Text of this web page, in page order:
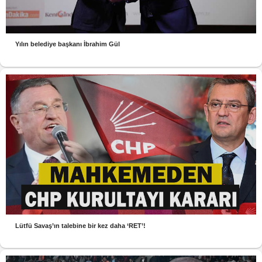
Yılın belediye başkanı İbrahim Gül
Lütfü Savaş’ın talebine bir kez daha ‘RET’!